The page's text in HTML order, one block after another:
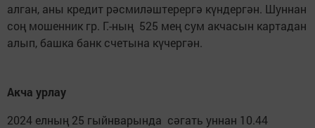
алган, аны кредит рәсмиләштерергә күндергән. Шуннан
соң мошенник гр. Г.-ның 525 мең сум акчасын картадан
алып, башка банк счетына күчергән.
Акча урлау
2024 елның 25 гыйнварында сәгать уннан 10.44